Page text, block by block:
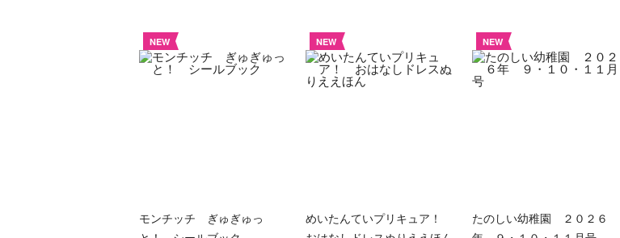
NEW
モンチッチ ぎゅぎゅっ
NEW
めいたんていプリキュア！
NEW
たのしい幼稚園 ２０２６